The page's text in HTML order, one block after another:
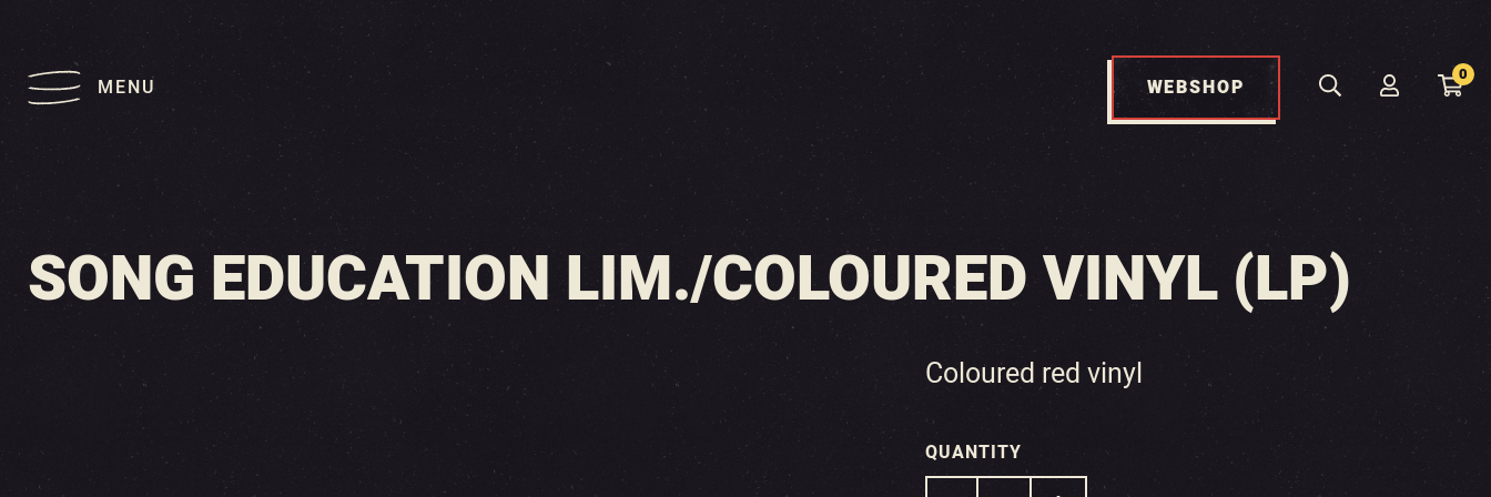
MENU WEBSHOP
0
SONG EDUCATION LIM./COLOURED VINYL (LP)
Coloured red vinyl
QUANTITY